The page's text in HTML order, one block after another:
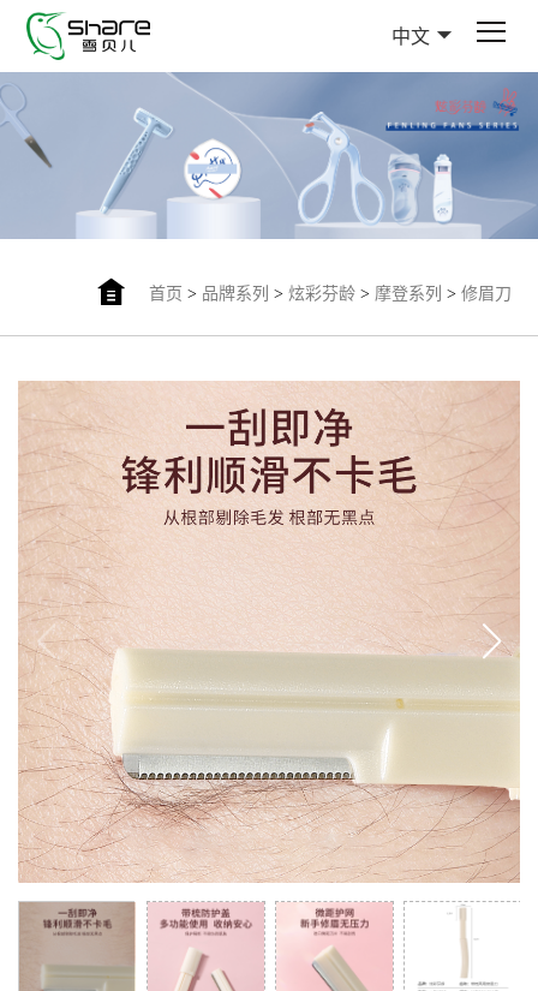
中文
首页 > 品牌系列 > 炫彩芬龄> 摩登系列 > 修眉刀